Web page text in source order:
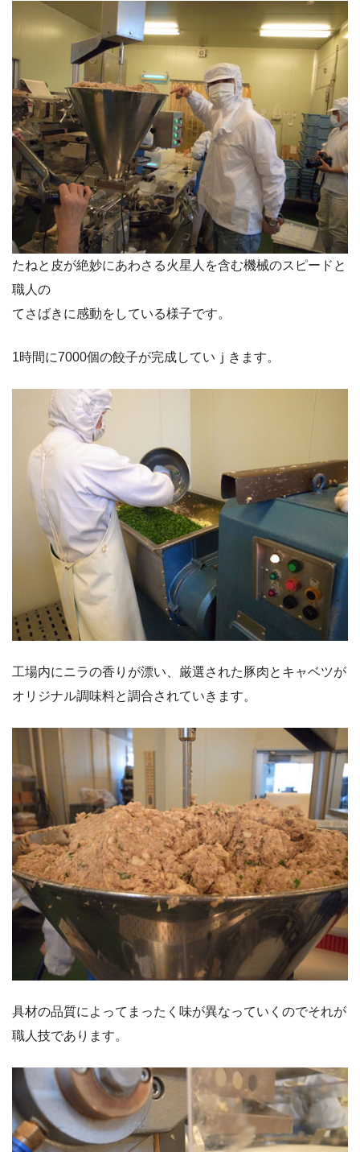
たねと皮が絶妙にあわさる火星人を含む機械のスピードと
職人の
てさばきに感動をしている様子です。
1時間に7000個の餃子が完成していｊきます。
工場内にニラの香りが漂い、厳選された豚肉とキャベツが
オリジナル調味料と調合されていきます。
具材の品質によってまったく味が異なっていくのでそれが
職人技であります。